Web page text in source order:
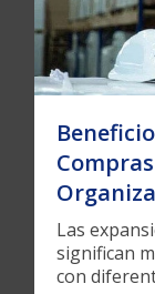
Las
significan
con